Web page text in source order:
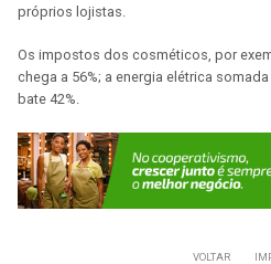
próprios lojistas.
Os impostos dos cosméticos, por
chega a 56%; a energia elétrica
bate 42%.
VOLTAR